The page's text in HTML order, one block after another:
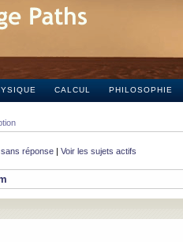
CALCUL PHILOSOPHIE
réponse | Voir les sujets actifs